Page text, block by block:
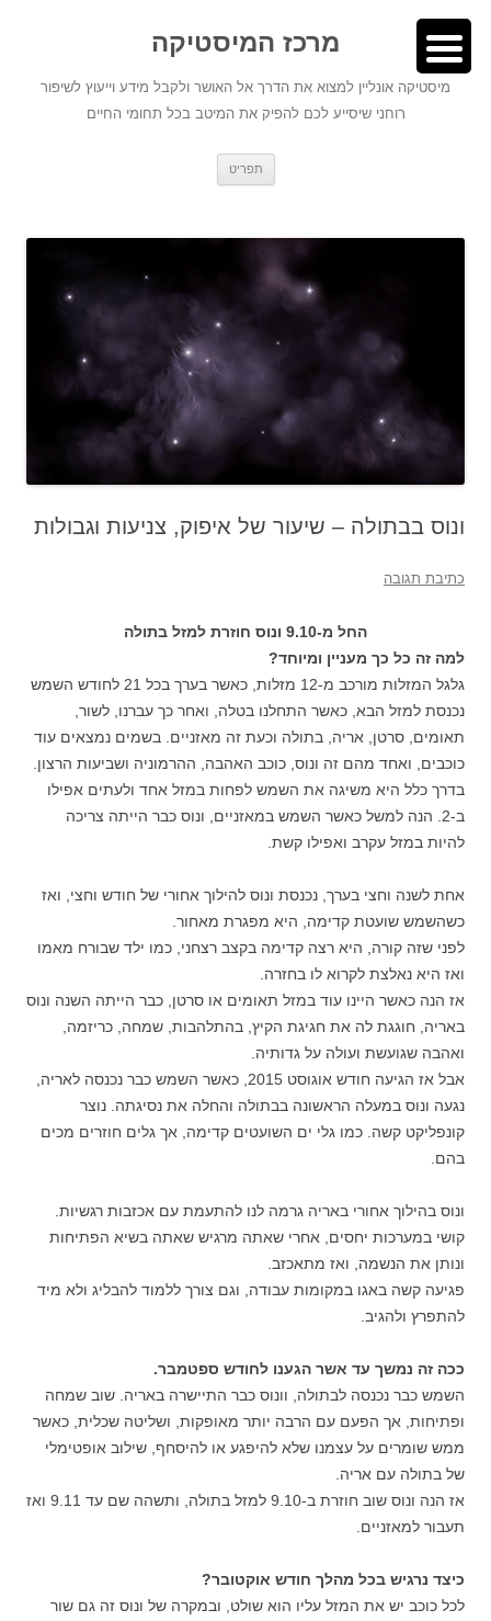
לתוכן
מרכז המיסטיקה
מיסטיקה אונליין למצוא את הדרך אל האושר ולקבל מידע וייעוץ לשיפור
רוחני שיסייע לכם להפיק את המיטב בכל תחומי החיים
תפריט
ונוס בבתולה – שיעור של איפוק, צניעות וגבולות
כתיבת תגובה
החל מ-9.10 ונוס חוזרת למזל בתולה
למה זה כל כך מעניין ומיוחד?
גלגל המזלות מורכב מ-12 מזלות, כאשר בערך בכל 21 לחודש השמש
נכנסת למזל הבא, כאשר התחלנו בטלה, ואחר כך עברנו, לשור,
תאומים, סרטן, אריה, בתולה וכעת זה מאזניים. בשמים נמצאים עוד
כוכבים, ואחד מהם זה ונוס, כוכב האהבה, ההרמוניה ושביעות הרצון.
בדרך כלל היא משיגה את השמש לפחות במזל אחד ולעתים אפילו
ב-2. הנה למשל כאשר השמש במאזניים, ונוס כבר הייתה צריכה
להיות במזל עקרב ואפילו קשת.
אחת לשנה וחצי בערך, נכנסת ונוס להילוך אחורי של חודש וחצי, ואז
כשהשמש שועטת קדימה, היא מפגרת מאחור.
לפני שזה קורה, היא רצה קדימה בקצב רצחני, כמו ילד שבורח מאמו
ואז היא נאלצת לקרוא לו בחזרה.
אז הנה כאשר היינו עוד במזל תאומים או סרטן, כבר הייתה השנה ונוס
באריה, חוגגת לה את חגיגת הקיץ, בהתלהבות, שמחה, כריזמה,
ואהבה שגועשת ועולה על גדותיה.
אבל אז הגיעה חודש אוגוסט 2015, כאשר השמש כבר נכנסה לאריה,
נגעה ונוס במעלה הראשונה בבתולה והחלה את נסיגתה. נוצר
קונפליקט קשה. כמו גלי ים השועטים קדימה, אך גלים חוזרים מכים
בהם.
ונוס בהילוך אחורי באריה גרמה לנו להתעמת עם אכזבות רגשיות.
קושי במערכות יחסים, אחרי שאתה מרגיש שאתה בשיא הפתיחות
ונותן את הנשמה, ואז מתאכזב.
פגיעה קשה באגו במקומות עבודה, וגם צורך ללמוד להבליג ולא מיד
להתפרץ ולהגיב.
ככה זה נמשך עד אשר הגענו לחודש ספטמבר.
השמש כבר נכנסה לבתולה, וונוס כבר התיישרה באריה. שוב שמחה
ופתיחות, אך הפעם עם הרבה יותר מאופקות, ושליטה שכלית, כאשר
ממש שומרים על עצמנו שלא להיפגע או להיסחף, שילוב אופטימלי
של בתולה עם אריה.
אז הנה ונוס שוב חוזרת ב-9.10 למזל בתולה, ותשהה שם עד 9.11 ואז
תעבור למאזניים.
כיצד נרגיש בכל מהלך חודש אוקטובר?
לכל כוכב יש את המזל עליו הוא שולט, ובמקרה של ונוס זה גם שור